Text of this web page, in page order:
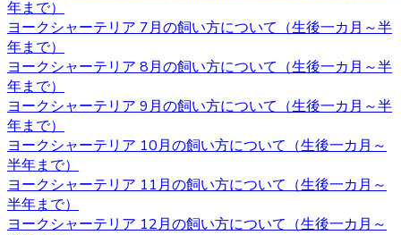
べべドールはアフターケアもしっかり行っております。購
入後でもわからないこと、心配なことがございましたらお
気軽にお問い合わせください。初めてヨークシャーテリア
をお迎えするお客様も、安心してご利用いただけます。 ご
購入の際は、是非お問い合わせ下さい。
2020.11.06
ワンちゃんを購入する際、男の子と女の子で迷うことがあ
りますが、繁殖を考えていないようであればそれほどこど
わりを持つ必要もないでしょう。 それぞれの注意点とし
て、男の子は縄張り意識があるのでマーキングをすること
年まで）
ヨークシャーテリア 7月の飼い方について（生後一カ月～半
年まで）
ヨークシャーテリア 8月の飼い方について（生後一カ月～半
年まで）
ヨークシャーテリア 9月の飼い方について（生後一カ月～半
年まで）
ヨークシャーテリア 10月の飼い方について（生後一カ月～
半年まで）
ヨークシャーテリア 11月の飼い方について（生後一カ月～
半年まで）
ヨークシャーテリア 12月の飼い方について（生後一カ月～